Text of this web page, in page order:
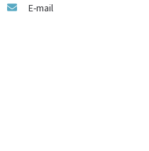
E-mail